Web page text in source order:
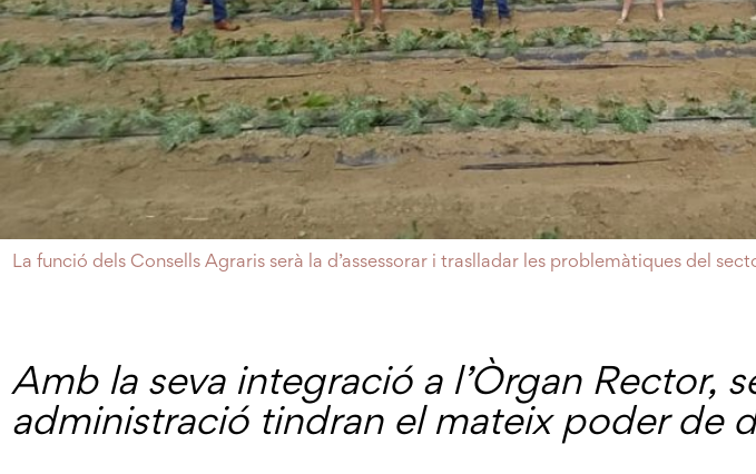
La funció dels Consells Agraris serà la d’assessorar i traslladar les problemàtiques del
Amb la seva integració a l’Òrgan Rector,
administració tindran el mateix poder de